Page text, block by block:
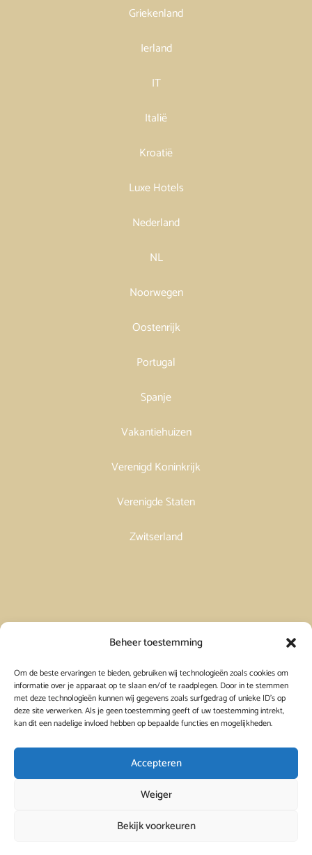
Beheer toestemming
Om de beste ervaringen te bieden, gebruiken wij technologieën zoals cookies om
informatie over je apparaat op te slaan en/of te raadplegen. Door in te stemmen
met deze technologieën kunnen wij gegevens zoals surfgedrag of unieke ID's op
deze site verwerken. Als je geen toestemming geeft of uw toestemming intrekt,
kan dit een nadelige invloed hebben op bepaalde functies en mogelijkheden.
Accepteren
Weiger
Bekijk voorkeuren
Griekenland
Ierland
IT
Italië
Kroatië
Luxe Hotels
Nederland
NL
Noorwegen
Oostenrijk
Portugal
Spanje
Vakantiehuizen
Verenigd Koninkrijk
Verenigde Staten
Zwitserland
Vakantiehuis in Frankrijk huren
Vakantiehuis in Griekenland huren